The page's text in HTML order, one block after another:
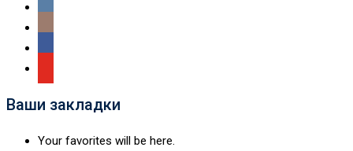
Ваши закладки
Your favorites will be here.